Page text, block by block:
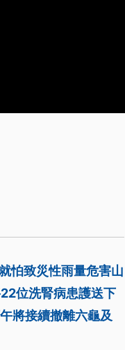
怕致災性雨量危害山
位洗腎病患護送下
將接續撤離六龜及